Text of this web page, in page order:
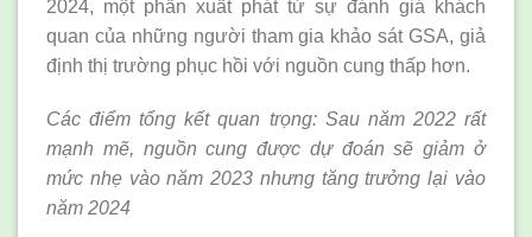
2024, một phần xuất phát từ sự đánh giá khách
quan của những người tham gia khảo sát GSA, giả
định thị trường phục hồi với nguồn cung thấp hơn.
Các điểmtổng kếtquan trọng: Sau năm 2022 rất
mạnh mẽ, nguồn cung được dự đoán sẽ giảm ở
mức nhẹ vào năm 2023 nhưng tăng trưởng lại vào
năm 2024